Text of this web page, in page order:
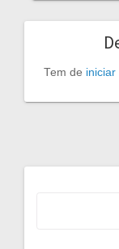
Tem de iniciar